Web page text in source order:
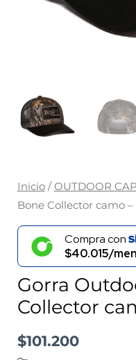
Inicio/ OUTDOOR CAP
Bone Collector camo –
Compra con
$40.015/
Gorra
Collector
$101.200